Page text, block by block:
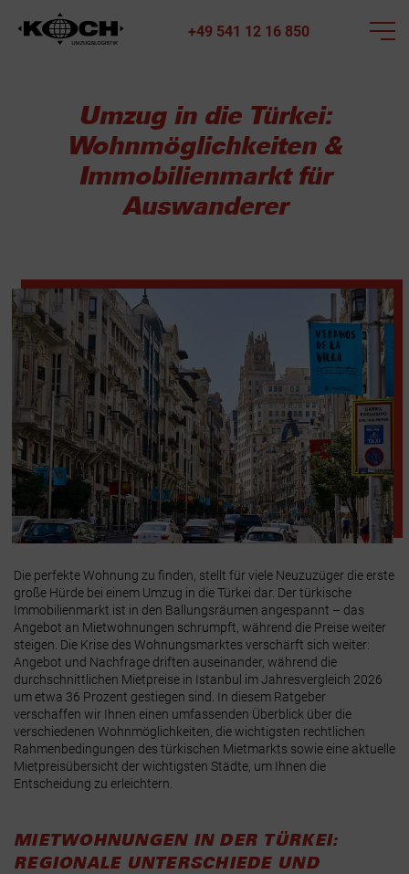
+49 541 12 16 850
Umzug in die Türkei:
Wohnmöglichkeiten &
Immobilienmarkt für
Auswanderer
Die perfekte Wohnung zu finden, stellt für viele Neuzuzüger die erste
große Hürde bei einem Umzug in die Türkei dar. Der türkische
Immobilienmarkt ist in den Ballungsräumen angespannt – das
Angebot an Mietwohnungen schrumpft, während die Preise weiter
steigen. Die Krise des Wohnungsmarktes verschärft sich weiter:
Angebot und Nachfrage driften auseinander, während die
durchschnittlichen Mietpreise in Istanbul im Jahresvergleich 2026
um etwa 36 Prozent gestiegen sind. In diesem Ratgeber
verschaffen wir Ihnen einen umfassenden Überblick über die
verschiedenen Wohnmöglichkeiten, die wichtigsten rechtlichen
Rahmenbedingungen des türkischen Mietmarkts sowie eine aktuelle
Mietpreisübersicht der wichtigsten Städte, um Ihnen die
Entscheidung zu erleichtern.
MIETWOHNUNGEN IN DER TÜRKEI:
REGIONALE UNTERSCHIEDE UND